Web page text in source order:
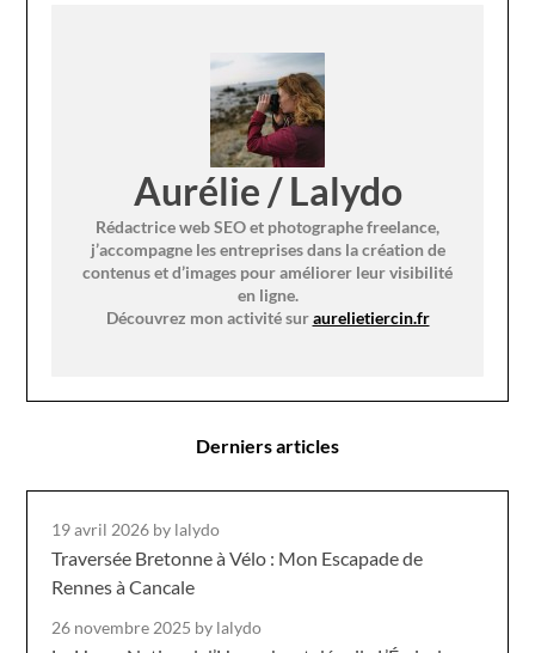
Aurélie / Lalydo
Rédactrice web SEO et photographe freelance,
j’accompagne les entreprises dans la création de
contenus et d’images pour améliorer leur visibilité
en ligne.
Découvrez mon activité suraurelietiercin.fr
Derniers articles
19 avril 2026 by lalydo
Traversée Bretonne à Vélo : Mon Escapade de
Rennes à Cancale
26 novembre 2025 by lalydo